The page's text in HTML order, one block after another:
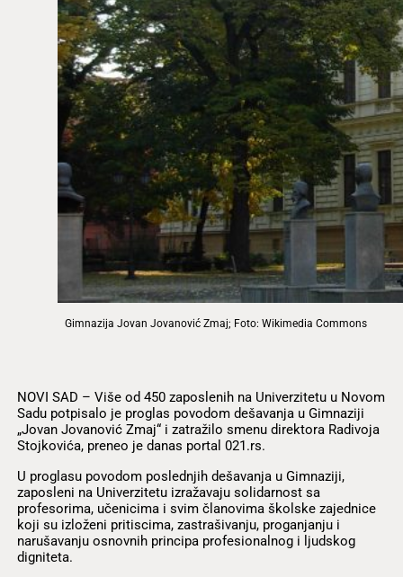
Gimnazija Jovan Jovanović Zmaj; Foto: Wikimedia Commons
NOVI SAD – Više od 450 zaposlenih na Univerzitetu u Novom
Sadu potpisalo je proglas povodom dešavanja u Gimnaziji
„Jovan Jovanović Zmaj“ i zatražilo smenu direktora Radivoja
Stojkovića, preneo je danas portal 021.rs.
U proglasu povodom poslednjih dešavanja u Gimnaziji,
zaposleni na Univerzitetu izražavaju solidarnost sa
profesorima, učenicima i svim članovima školske zajednice
koji su izloženi pritiscima, zastrašivanju, proganjanju i
narušavanju osnovnih principa profesionalnog i ljudskog
digniteta.